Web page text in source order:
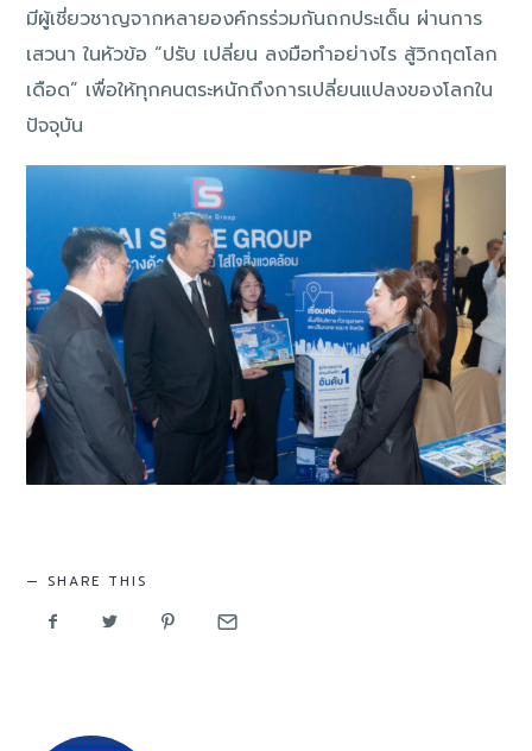
มีผู้เชี่ยวชาญจากหลายองค์กรร่วมกันถกประเด็น ผ่านการ
เสวนา ในหัวข้อ “ปรับ เปลี่ยน ลงมือทำอย่างไร สู้วิกฤตโลก
เดือด” เพื่อให้ทุกคนตระหนักถึงการเปลี่ยนแปลงของโลกใน
ปัจจุบัน
SHARE THIS